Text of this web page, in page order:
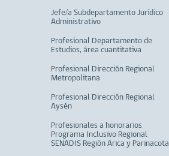
Jefe/a Subdepartamento Jurídico
Administrativo
Profesional Departamento de
Estudios, área cuantitativa
Profesional Dirección Regional
Metropolitana
Profesional Dirección Regional
Aysén
Profesionales a honorarios
Programa Inclusivo Regional
SENADIS Región Arica y Parinacota